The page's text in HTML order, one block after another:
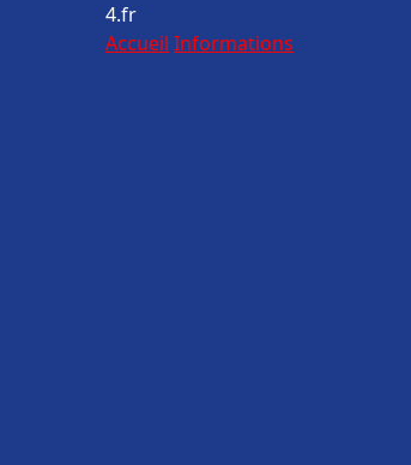
4.fr
Accueil Informations